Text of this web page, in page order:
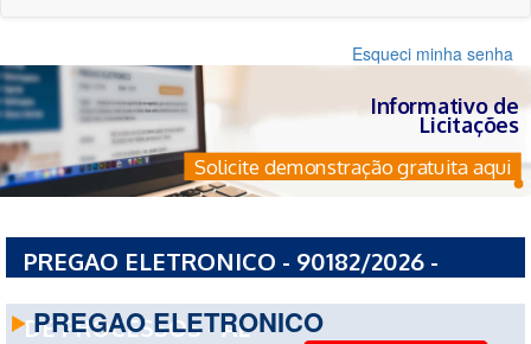
Esqueci minha senha
Informativo de
Licitações
Solicite demonstração gratuita aqui
PREGAO ELETRONICO - 90182/2026 -
DE PROCESSOS - AL
PREGAO ELETRONICO